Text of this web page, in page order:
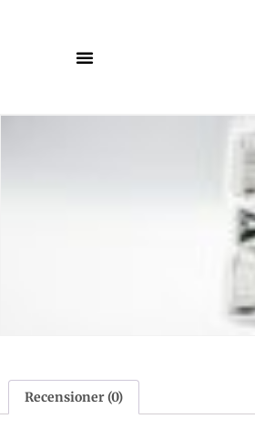
Recensioner (0)